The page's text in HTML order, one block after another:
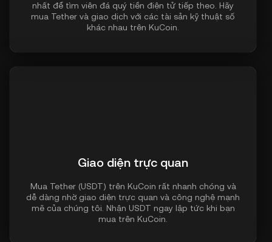
nhất để tìm viên đá quý tiền điện tử tiếp theo. Hãy
mua Tether và giao dịch với các tài sản kỹ thuật số
khác nhau trên KuCoin.
Giao diện trực quan
Mua Tether (USDT) trên KuCoin rất nhanh chóng và
dễ dàng nhờ giao diện trực quan và công nghệ mạnh
mẽ của chúng tôi. Nhận USDT ngay lập tức khi bạn
mua trên KuCoin.